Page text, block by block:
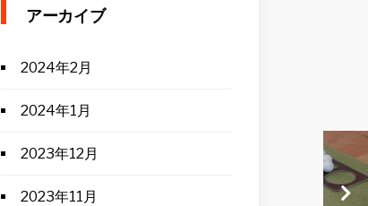
アーカイブ
2024年2月
2024年1月
2023年12月
2023年11月